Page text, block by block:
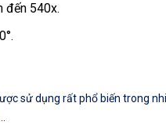
đến 540x.
sử dụng rất phổ biến trong